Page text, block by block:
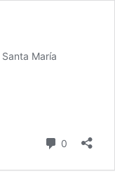
María
0